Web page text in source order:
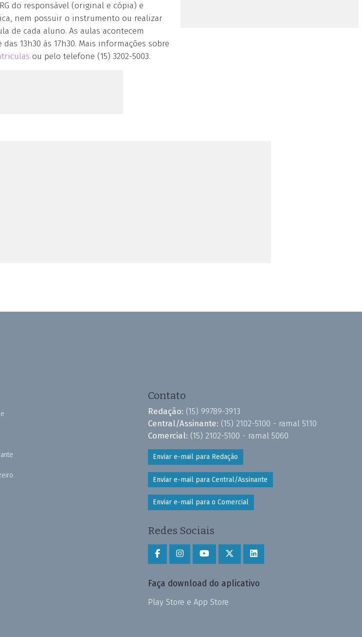
do responsável (original e cópia) e
nem possuir o instrumento ou realizar
de cada aluno. As aulas acontecem
13h30 às 17h30. Mais informações sobre
ou pelo telefone (15) 3202-5003.
Contato
Redação: (15) 99789-3913
Central/Assinante: (15) 2102-5100 - ramal 5110
Comercial: (15) 2102-5100 - ramal 5060
Enviar e-mail para Redação
Enviar e-mail para Central/Assinante
Enviar e-mail para o Comercial
Redes Sociais
Faça download do aplicativo
Play Store e App Store